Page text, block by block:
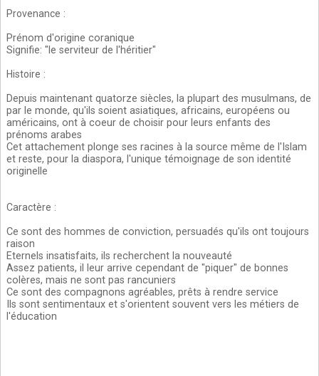
Provenance :
Prénom d'origine coranique
Signifie: "le serviteur de l'héritier"
Histoire :
Depuis maintenant quatorze siècles, la plupart des musulmans, de
par le monde, qu'ils soient asiatiques, africains, européens ou
américains, ont à coeur de choisir pour leurs enfants des
prénoms arabes
Cet attachement plonge ses racines à la source même de l'Islam
et reste, pour la diaspora, l'unique témoignage de son identité
originelle
Caractère :
Ce sont des hommes de conviction, persuadés qu'ils ont toujours
raison
Eternels insatisfaits, ils recherchent la nouveauté
Assez patients, il leur arrive cependant de "piquer" de bonnes
colères, mais ne sont pas rancuniers
Ce sont des compagnons agréables, prêts à rendre service
Ils sont sentimentaux et s'orientent souvent vers les métiers de
l'éducation